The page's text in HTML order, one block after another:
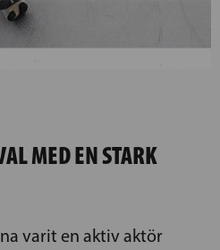
MED EN STARK
varit en aktiv aktör